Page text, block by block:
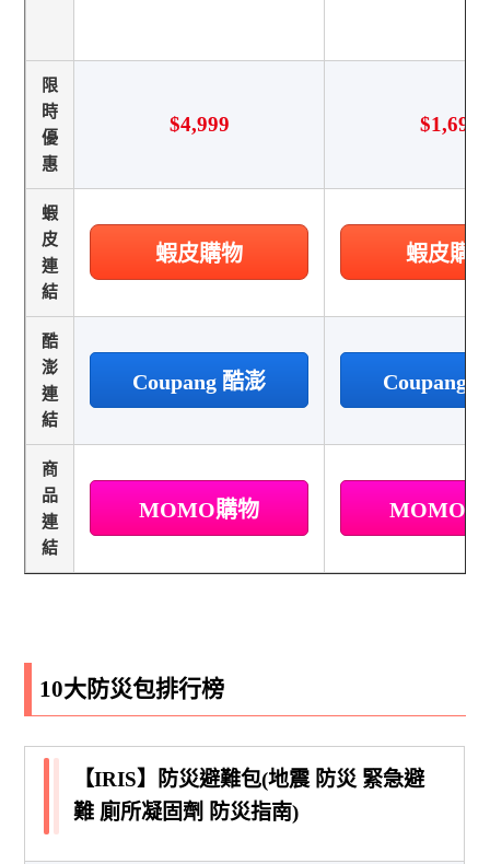
限
時
優
惠
$4,999 $1,690
蝦
皮
連
結
蝦皮購物 蝦皮購
酷
澎
連
結
Coupang 酷澎 Coupang
商
品
連
結
MOMO購物 MOMO
10大防災包排行榜
【IRIS】防災避難包(地震 防災 緊急避
難 廁所凝固劑 防災指南)